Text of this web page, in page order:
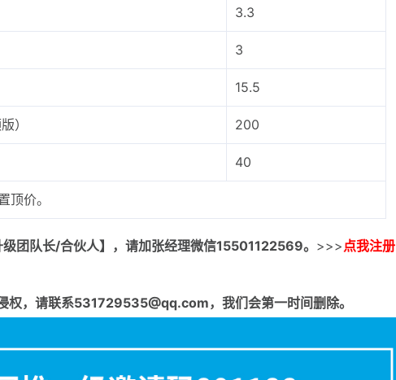
3.3
3
15.5
） 200
40
顶价。
团队长/合伙人】，请加张经理微信15501122569。 >>>点我注册
权，请联系531729535@qq.com，我们会第一时间删除。